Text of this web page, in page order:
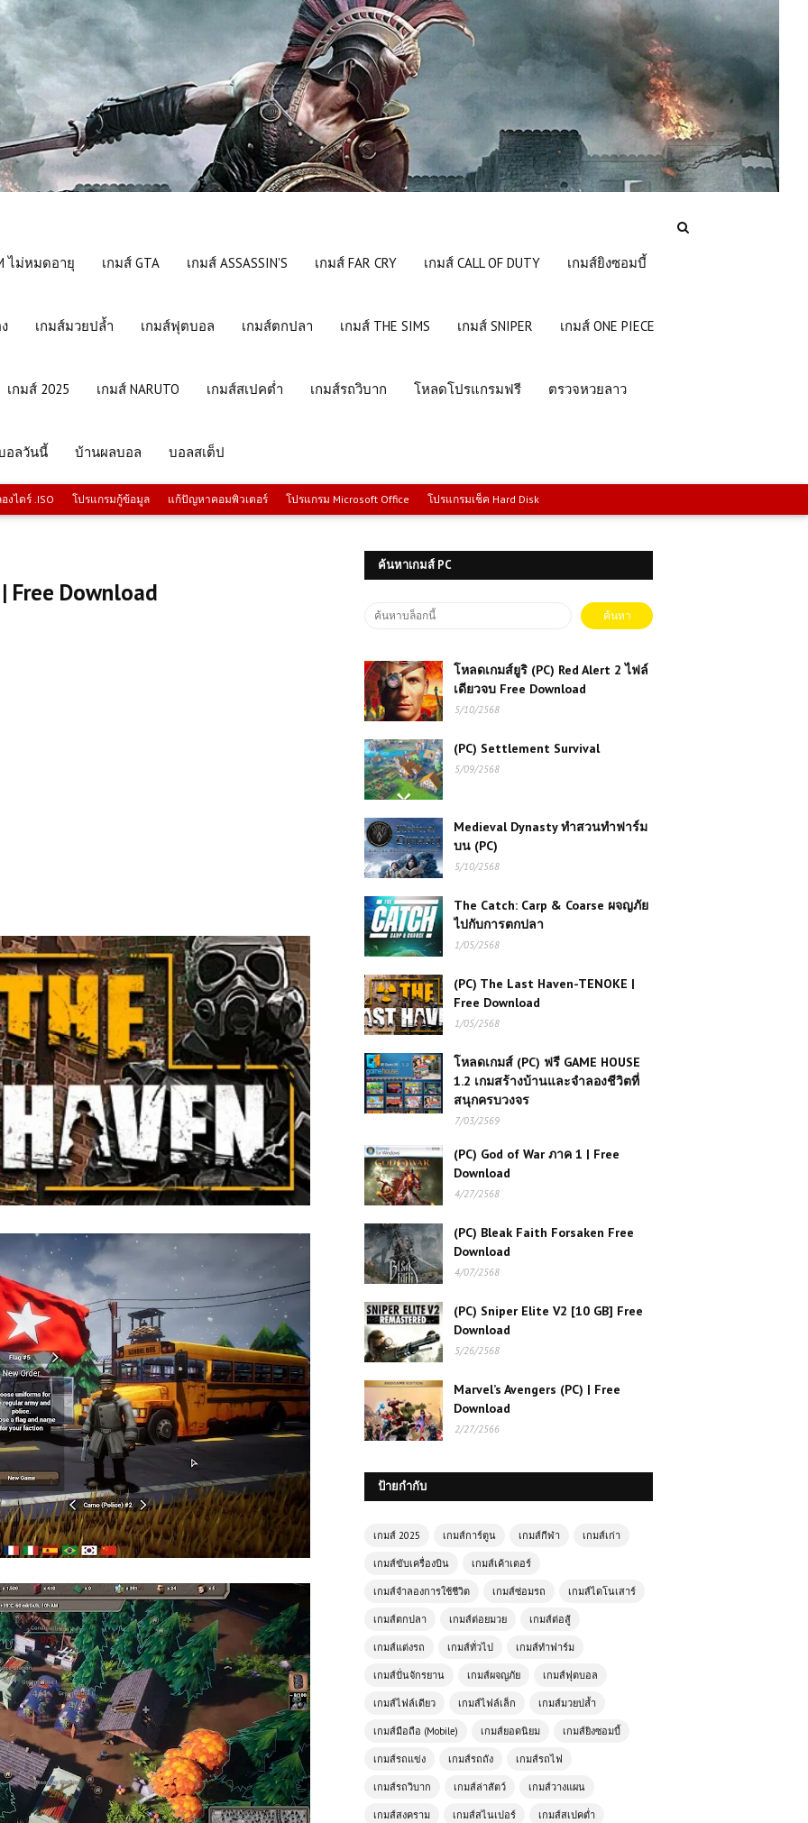
ไม่หมดอายุ เกมส์ GTA เกมส์ ASSASSIN'S เกมส์ FAR CRY เกมส์ CALL OF DUTY เกมส์ยิงซอมบี้
เกมส์มวยปล้ำ เกมส์ฟุตบอล เกมส์ตกปลา เกมส์ THE SIMS เกมส์ SNIPER เกมส์ ONE PIECE
เกมส์ 2025 เกมส์ NARUTO เกมส์สเปคต่ำ เกมส์รถวิบาก โหลดโปรแกรมฟรี ตรวจหวยลาว
อลวันนี้ บ้านผลบอล บอลสเต็ป
งไดร์ .ISO โปรแกรมกู้ข้อมูล แก้ปัญหาคอมพิวเตอร์ โปรแกรม Microsoft Office โปรแกรมเช็ค Hard Disk
Free Download
ค้นหาเกมส์ PC
โหลดเกมส์ยูริ (PC) Red Alert 2 ไฟล์
เดียวจบ Free Download
5/10/2568
(PC) Settlement Survival
5/09/2568
Medieval Dynasty ทำสวนทำฟาร์ม
บน (PC)
5/10/2568
The Catch: Carp & Coarse ผจญภัย
ไปกับการตกปลา
1/05/2568
(PC) The Last Haven-TENOKE |
Free Download
1/05/2568
โหลดเกมส์ (PC) ฟรี GAME HOUSE
1.2 เกมสร้างบ้านและจำลองชีวิตที่
สนุกครบวงจร
7/03/2569
(PC) God of War ภาค 1 | Free
Download
4/27/2568
(PC) Bleak Faith Forsaken Free
Download
4/07/2568
(PC) Sniper Elite V2 [10 GB] Free
Download
5/26/2568
Marvel’s Avengers (PC) | Free
Download
2/27/2566
ป้ายกำกับ
เกมส์ 2025 เกมส์การ์ตูน เกมส์กีฬา เกมส์เก่า
เกมส์ขับเครื่องบิน เกมส์เค้าเตอร์
เกมส์จำลองการใช้ชีวิต เกมส์ซ่อมรถ เกมส์ไดโนเสาร์
เกมส์ตกปลา เกมส์ต่อยมวย เกมส์ต่อสู้
เกมส์แต่งรถ เกมส์ทั่วไป เกมส์ทำฟาร์ม
เกมส์ปั่นจักรยาน เกมส์ผจญภัย เกมส์ฟุตบอล
เกมส์ไฟล์เดียว เกมส์ไฟล์เล็ก เกมส์มวยปล้ำ
เกมส์มือถือ (Mobile) เกมส์ยอดนิยม เกมส์ยิงซอมบี้
เกมส์รถแข่ง เกมส์รถถัง เกมส์รถไฟ
เกมส์รถวิบาก เกมส์ล่าสัตว์ เกมส์วางแผน
เกมส์สงคราม เกมส์สไนเปอร์ เกมส์สเปคต่ำ
เกมส์ออนไลน์ฟรี Dark Ninja Hanjo
การผจญภัยของนินจามืดสุดลึกลับ
เกมส์ออนไลน์ฟรี Warcraft ตำนานเกม
ออนไลน์ที่ยังคงตราตรึงใจนักเล่นเกมทั่ว
ปาร์ตี้สุดฮา เล่นฟรี สนุกได้ทุกเวลา
เกมส์ออนไลน์ฟรี Zombie Road:
ซอมบี้สุดมันส์
เกมส์ออนไลน์ฟรี Geometry Vibes
แนววิ่งหลบสิ่งกีดขวาง
เล่นเกมส์ออนไลน์ฟรี Taxi Simulator